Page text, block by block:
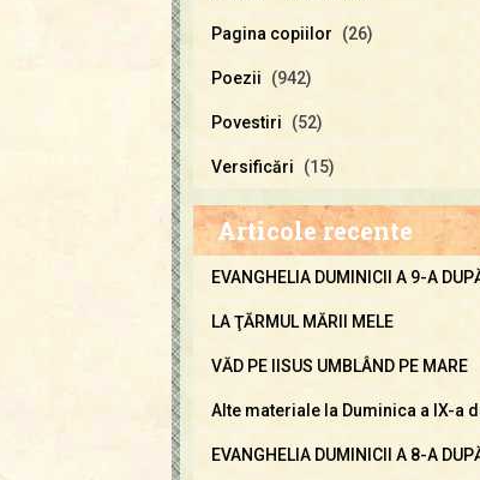
Pagina copiilor (26)
Poezii (942)
Povestiri (52)
Versificări (15)
Articole recente
EVANGHELIA DUMINICII A 9-A
LA ŢĂRMUL MĂRII MELE
VĂD PE IISUS UMBLÂND PE MARE
Alte materiale la Duminica a IX-a
EVANGHELIA DUMINICII A 8-A